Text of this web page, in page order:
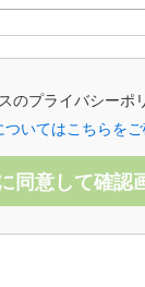
プライバシーポ
いてはこちらをご
同意して確認